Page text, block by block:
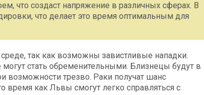
что создаст напряжение в различных сферах. В
что делает это время оптимальным для
так как возможны завистливые нападки.
стать обременительными. Близнецы будут в
возможности трезво. Раки получат шанс
время как Львы смогут легко справляться с